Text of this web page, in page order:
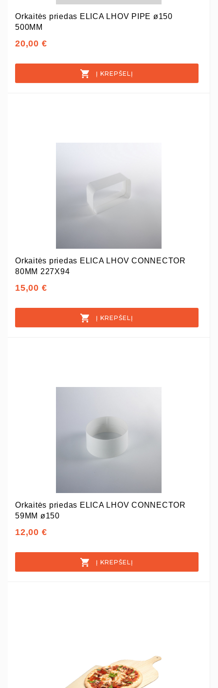
Orkaitės priedas ELICA LHOV PIPE ø150
500MM
20,00 €
Į KREPŠELĮ
Orkaitės priedas ELICA LHOV CONNECTOR
80MM 227X94
15,00 €
Į KREPŠELĮ
Orkaitės priedas ELICA LHOV CONNECTOR
59MM ø150
12,00 €
Į KREPŠELĮ